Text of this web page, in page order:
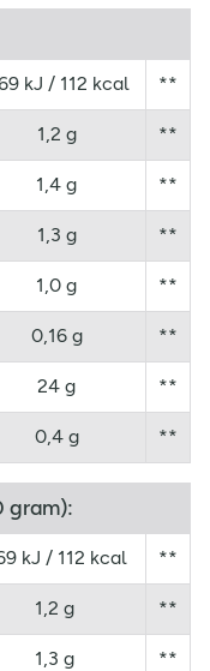
kJ / 112 kcal **
1,2 g **
1,4 g **
1,3 g **
1,0 g **
0,16 g **
24 g **
0,4 g **
gram):
kJ / 112 kcal **
1,2 g **
1,3 g **